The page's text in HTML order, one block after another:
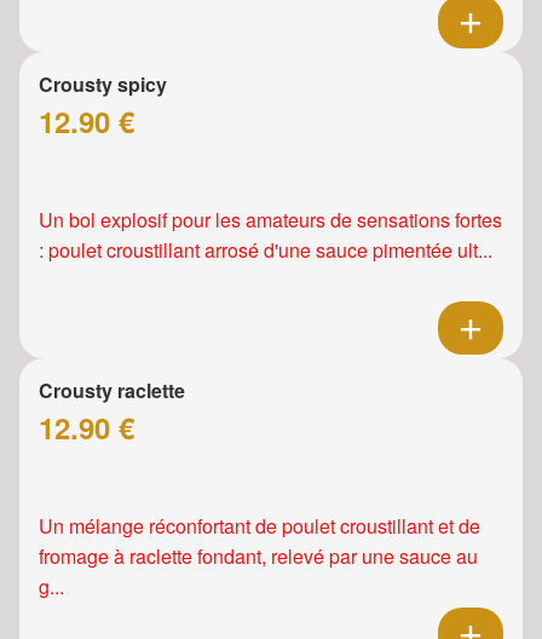
Crousty spicy
12.90 €
Un bol explosif pour les amateurs de sensations fortes
: poulet croustillant arrosé d'une sauce pimentée ult...
Crousty raclette
12.90 €
Un mélange réconfortant de poulet croustillant et de
fromage à raclette fondant, relevé par une sauce au
g...